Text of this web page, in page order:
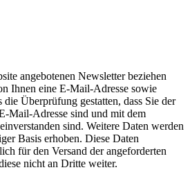
angebotenen Newsletter beziehen
Ihnen eine E-Mail-Adresse sowie
Überprüfung gestatten, dass Sie der
Mail-Adresse sind und mit dem
sind. Weitere Daten werden
Basis erhoben. Diese Daten
für den Versand der angeforderten
nicht an Dritte weiter.